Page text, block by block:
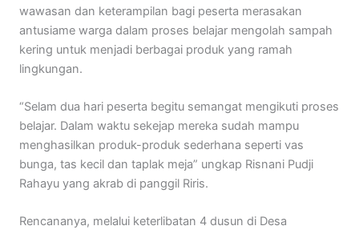
wawasan dan keterampilan bagi peserta merasakan
antusiame warga dalam proses belajar mengolah sampah
kering untuk menjadi berbagai produk yang ramah
lingkungan.
“Selam dua hari peserta begitu semangat mengikuti proses
belajar. Dalam waktu sekejap mereka sudah mampu
menghasilkan produk-produk sederhana seperti vas
bunga, tas kecil dan taplak meja” ungkap Risnani Pudji
Rahayu yang akrab di panggil Riris.
Rencananya, melalui keterlibatan 4 dusun di Desa